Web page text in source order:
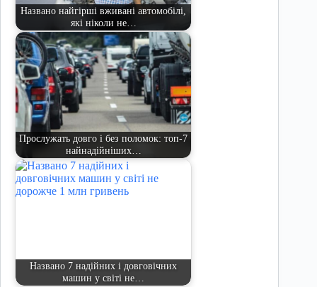
Названо найгірші вживані автомобілі,
які ніколи не…
Прослужать довго і без поломок: топ-7
найнадійніших…
Названо 7 надійних і довговічних
машин у світі не…